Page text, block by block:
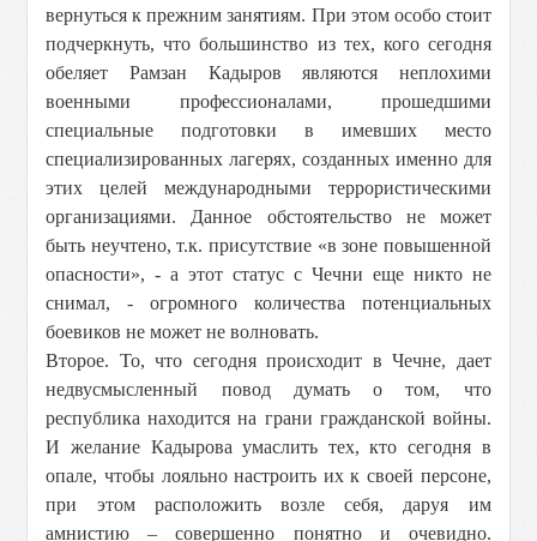
вернуться к прежним занятиям. При этом особо стоит
подчеркнуть, что большинство из тех, кого сегодня
обеляет Рамзан Кадыров являются неплохими
военными профессионалами, прошедшими
специальные подготовки в имевших место
специализированных лагерях, созданных именно для
этих целей международными террористическими
организациями. Данное обстоятельство не может
быть неучтено, т.к. присутствие «в зоне повышенной
опасности», - а этот статус с Чечни еще никто не
снимал, - огромного количества потенциальных
боевиков не может не волновать.
Второе. То, что сегодня происходит в Чечне, дает
недвусмысленный повод думать о том, что
республика находится на грани гражданской войны.
И желание Кадырова умаслить тех, кто сегодня в
опале, чтобы лояльно настроить их к своей персоне,
при этом расположить возле себя, даруя им
амнистию – совершенно понятно и очевидно.